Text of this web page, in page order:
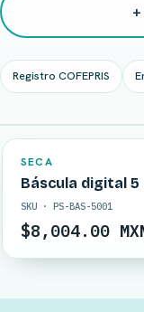
Registro COFEPRIS
EBP
Autoclave de
SKU · EBP-RV60PPEQ21
Precio bajo